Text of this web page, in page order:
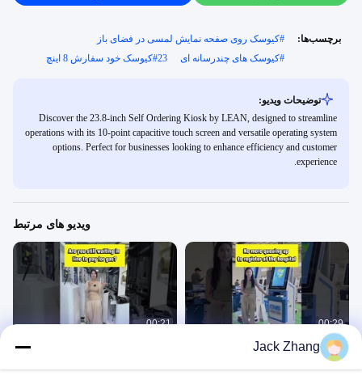
برچسب‌ها: #کیوسک روی صفحه نمایش لمسی در فضای باز
#کیوسک های چندرسانه ای #23کيوسک خود سفارش 8 اينچ
توضیحات ویدیو:
Discover the 23.8-inch Self Ordering Kiosk by LEAN, designed to streamline
operations with its 10-point capacitive touch screen and versatile operating system
options. Perfect for businesses looking to enhance efficiency and customer
experience.
ویدیو های مرتبط
00:29
نیازی به ایستادن در صف نیست!
00:21
هنوز در صف پرداخت در پمپ بنزین
Jack Zhang